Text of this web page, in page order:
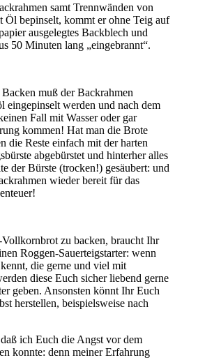
samt Trennwänden von
Öl bepinselt, kommt er ohne Teig auf
ausgelegtes Backblech und
50 Minuten lang „eingebrannt“.
muß der Backrahmen
eingepinselt werden und nach dem
Fall mit Wasser oder gar
kommen! Hat man die Brote
die Reste einfach mit der harten
abgebürstet und hinterher alles
der Bürste (trocken!) gesäubert: und
wieder bereit für das
zu backen, braucht Ihr
Roggen-Sauerteigstarter: wenn
die gerne und viel mit
diese Euch sicher liebend gerne
geben. Ansonsten könnt Ihr Euch
herstellen, beispielsweise nach
ich Euch die Angst vor dem
konnte: denn meiner Erfahrung